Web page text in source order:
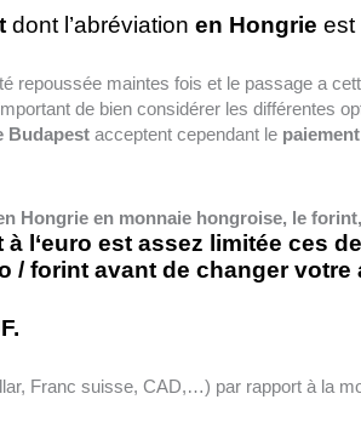
dont l’abréviation en Hongrie est
repoussée maintes fois et le passage a
de bien considérer les différentes
Budapest acceptent cependant le
Hongrie en monnaie hongroise, le forint,
l‘euro est assez limitée ces
/ forint avant de changer
Franc suisse, CAD,…) par rapport à la